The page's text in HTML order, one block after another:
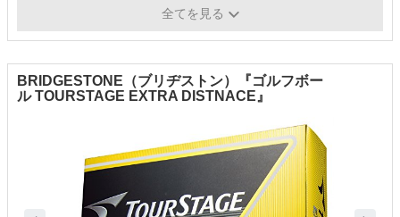
ホワイト／イエロー
全てを見る
BRIDGESTONE（ブリヂストン）『ゴルフボー
ル TOURSTAGE EXTRA DISTNACE』